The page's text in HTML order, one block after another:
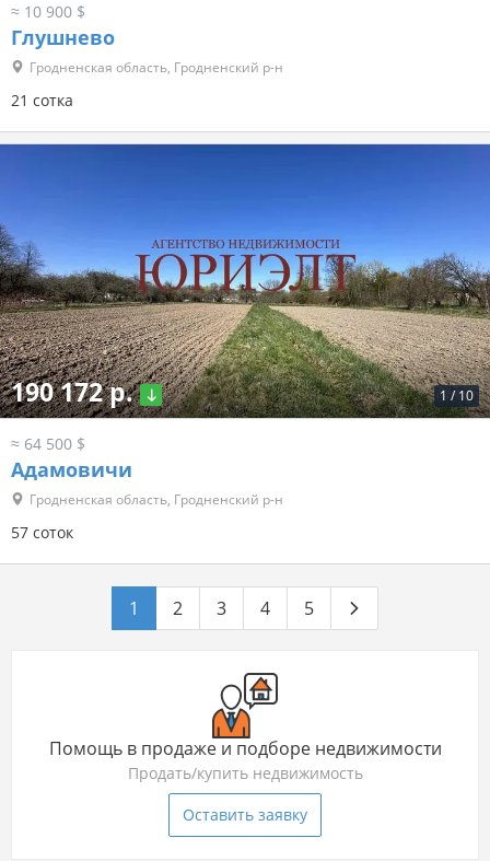
≈ 10 900 $
Глушнево
Гродненская область, Гродненский р-н
21 сотка
1 / 10
190 172 р.
≈ 64 500 $
Адамовичи
Гродненская область, Гродненский р-н
57 соток
1 2 3 4 5
Помощь в продаже и подборе недвижимости
Продать/купить недвижимость
Оставить заявку